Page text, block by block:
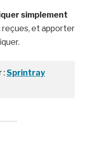
simplement
reçues, et apporter
: Sprintray